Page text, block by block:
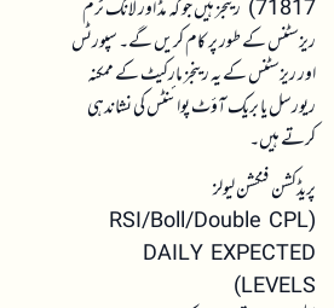
71817) رینجز ہیں جو کہ مڈ اور لانگ ٹرم
ریزسٹنس کے طور پر کام کریں گے۔ سپورٹس
اور ریزسٹنس کے یہ رینجز مارکیٹ کے ممکنہ
ریورسل یا بریک آؤٹ پوائنٹس کی نشاندہی
کرتے ہیں۔
پریڈکشن فنکشن لیولز
(RSI/Boll/Double CPL
DAILY EXPECTED
LEVELS)